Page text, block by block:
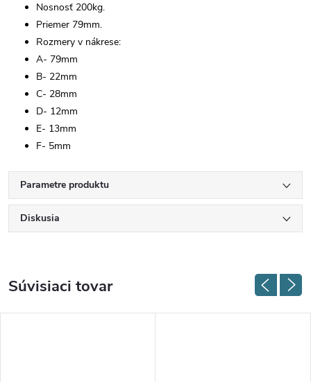
Nosnosť 200kg.
Priemer 79mm.
Rozmery v nákrese:
A- 79mm
B- 22mm
C- 28mm
D- 12mm
E- 13mm
F- 5mm
Parametre produktu
Diskusia
Súvisiaci tovar